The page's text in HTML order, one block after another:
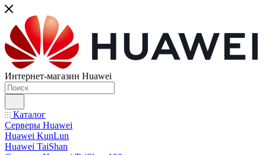
Интернет-магазин Huawei
Каталог
Серверы Huawei
Huawei KunLun
Huawei TaiShan